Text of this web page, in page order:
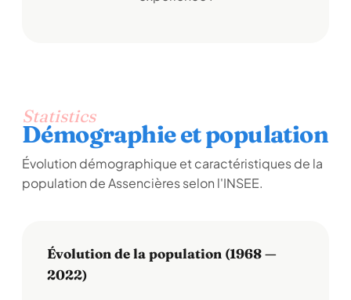
Statistics
Démographie et population
Évolution démographique et caractéristiques de la
population de Assencières selon l'INSEE.
Évolution de la population (1968 —
2022)